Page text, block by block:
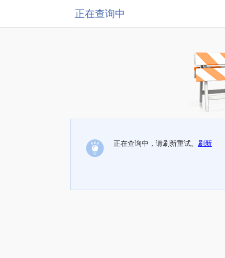
正在查询中
正在查询中，请刷新重试。 刷新